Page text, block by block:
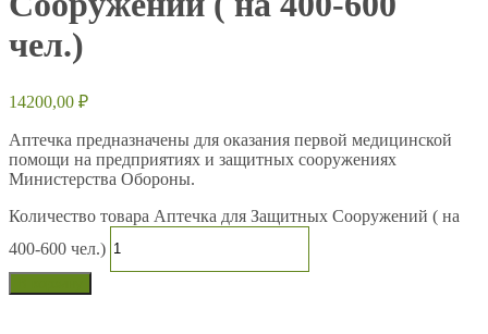
чел.)
14200,00 ₽
Аптечка предназначены для оказания первой медицинской
помощи на предприятиях и защитных сооружениях
Министерства Обороны.
Количество товара Аптечка для Защитных Сооружений ( на
400-600 чел.)